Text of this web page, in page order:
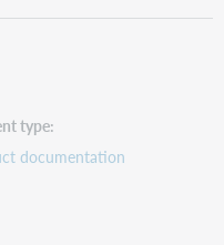
type
documentation